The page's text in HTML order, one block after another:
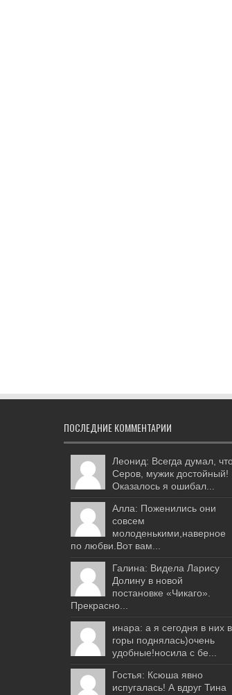
ПОСЛЕДНИЕ КОММЕНТАРИИ
Леонид: Всегда думал, что
Серов, мужик достойный!
Оказалось я ошибал...
Алла: Поженились они
совсем
молоденькими,наверное
по любви.Вот вам...
Галина: Видела Ларису
Долину в новой
постановке «Чикаго».
Прекрасно...
инара: а я сегодня в них в
горы поднялась)очень
удобные!носила с бе...
Гостья: Ксюша явно
испугалась! А вдруг Тина